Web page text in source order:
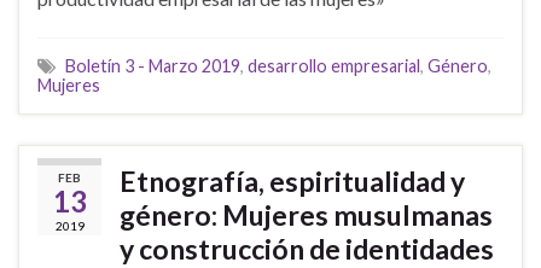
Boletín 3 - Marzo 2019, desarrollo empresarial, Género,
Mujeres
FEB
13
2019
Etnografía, espiritualidad y
género: Mujeres musulmanas
y construcción de identidades